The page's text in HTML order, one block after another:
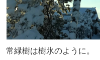
常緑樹は樹氷のように。